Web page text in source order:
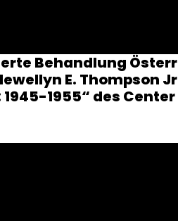
Behandlung
E. Thompson
1955“ des